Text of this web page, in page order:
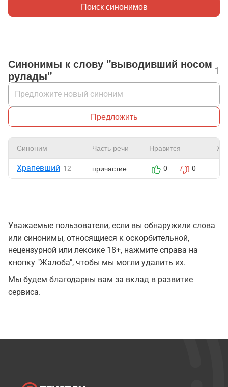
Поиск синонимов
Синонимы к слову "выводивший носом
рулады"
1
Предложить
Синоним Часть речи Нравится
Храпевший 12 причастие 0 0
Уважаемые пользователи, если вы обнаружили слова
или синонимы, относящиеся к оскорбительной,
нецензурной или лексике 18+, нажмите справа на
кнопку "Жалоба", чтобы мы могли удалить их.
Мы будем благодарны вам за вклад в развитие
сервиса.